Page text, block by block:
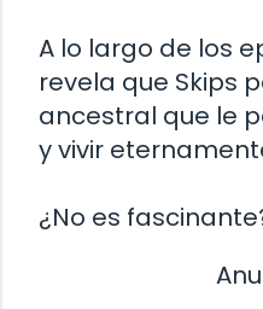
A lo largo de los
revela que Skips
ancestral que le
y vivir
¿No es